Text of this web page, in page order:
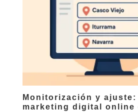
Monitorización y ajuste:
marketing digital online